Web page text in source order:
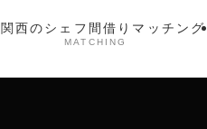
関西のシェフ間借りマッチング
MATCHING